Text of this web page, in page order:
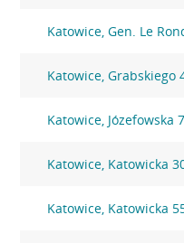
Katowice, Gen. Le
Katowice, Grabskiego
Katowice, Józefowska
Katowice, Katowicka
Katowice, Katowicka